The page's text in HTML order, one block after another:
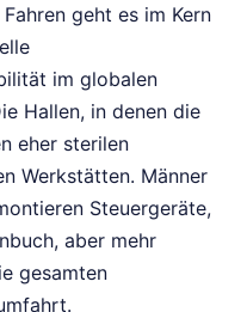
geht es im Kern
im globalen
Hallen, in denen die
eher sterilen
Werkstätten. Männer
Steuergeräte,
aber mehr
gesamten